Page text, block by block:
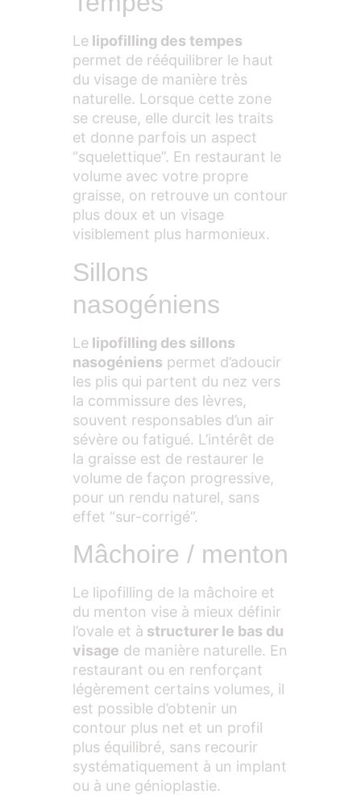
Le lipofilling des tempes
permet de rééquilibrer le haut
du visage de manière très
naturelle. Lorsque cette zone
se creuse, elle durcit les traits
et donne parfois un aspect
“squelettique”. En restaurant le
volume avec votre propre
graisse, on retrouve un contour
plus doux et un visage
visiblement plus harmonieux.
Sillons
nasogéniens
Le lipofilling des sillons
nasogéniens permet d’adoucir
les plis qui partent du nez vers
la commissure des lèvres,
souvent responsables d’un air
sévère ou fatigué. L’intérêt de
la graisse est de restaurer le
volume de façon progressive,
pour un rendu naturel, sans
effet “sur-corrigé”.
Mâchoire / menton
Le lipofilling de la mâchoire et
du menton vise à mieux définir
l’ovale et à structurer le bas du
visage de manière naturelle. En
restaurant ou en renforçant
légèrement certains volumes, il
est possible d’obtenir un
contour plus net et un profil
plus équilibré, sans recourir
systématiquement à un implant
ou à une génioplastie.